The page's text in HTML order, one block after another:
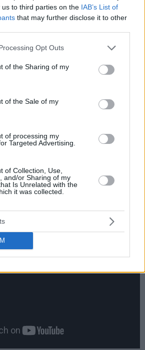
to third parties on the IAB’s List of
that may further disclose it to other
website/app uses one or more Google
or usage behaviour. You may click to
to Google and its third-party tags to
specified purposes in below Google
Opt Outs
of the Sharing of my
of the Sale of my
of processing my
Targeted Advertising.
of Collection, Use,
and/or Sharing of my
Is Unrelated with the
it was collected.